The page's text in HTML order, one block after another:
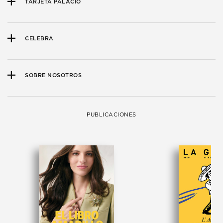
TARJETA PALACIO
CELEBRA
SOBRE NOSOTROS
PUBLICACIONES